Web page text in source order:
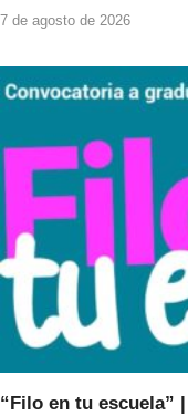
7 de agosto de 2026
“Filo en tu escuela”